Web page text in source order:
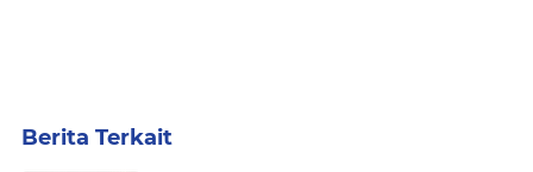
Berita Terkait